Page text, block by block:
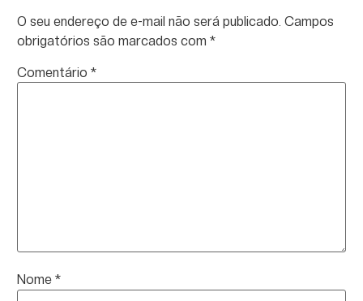
O seu endereço de e-mail não será publicado. Campos
obrigatórios são marcados com *
Comentário *
Nome *